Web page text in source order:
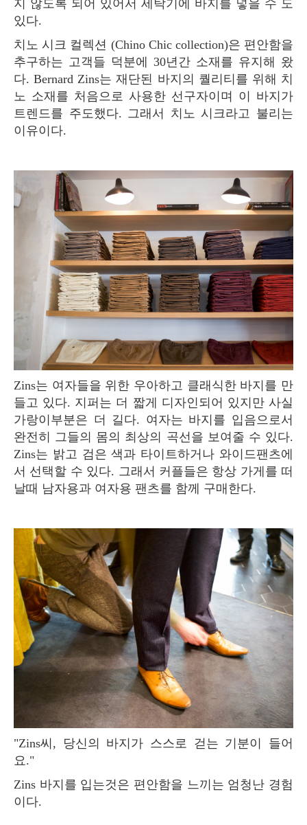
지 않도록 되어 있어서 세탁기에 바지를 넣을 수 도
있다.
치노 시크 컬렉션 (Chino Chic collection)은 편안함을
추구하는 고객들 덕분에 30년간 소재를 유지해 왔
다. Bernard Zins는 재단된 바지의 퀄리티를 위해 치
노 소재를 처음으로 사용한 선구자이며 이 바지가
트렌드를 주도했다. 그래서 치노 시크라고 불리는
이유이다.
Zins는 여자들을 위한 우아하고 클래식한 바지를 만
들고 있다. 지퍼는 더 짧게 디자인되어 있지만 사실
가랑이부분은 더 길다. 여자는 바지를 입음으로서
완전히 그들의 몸의 최상의 곡선을 보여줄 수 있다.
Zins는 밝고 검은 색과 타이트하거나 와이드팬츠에
서 선택할 수 있다. 그래서 커플들은 항상 가게를 떠
날때 남자용과 여자용 팬츠를 함께 구매한다.
"Zins씨, 당신의 바지가 스스로 걷는 기분이 들어
요."
Zins 바지를 입는것은 편안함을 느끼는 엄청난 경험
이다.